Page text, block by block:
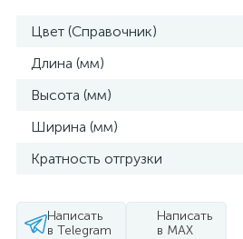
Цвет (Справочник)
Длина (мм)
Высота (мм)
Ширина (мм)
Кратность отгрузки
Написать
в Telegram
Написать
в MAX